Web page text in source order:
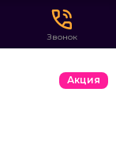
Звонок
Акция